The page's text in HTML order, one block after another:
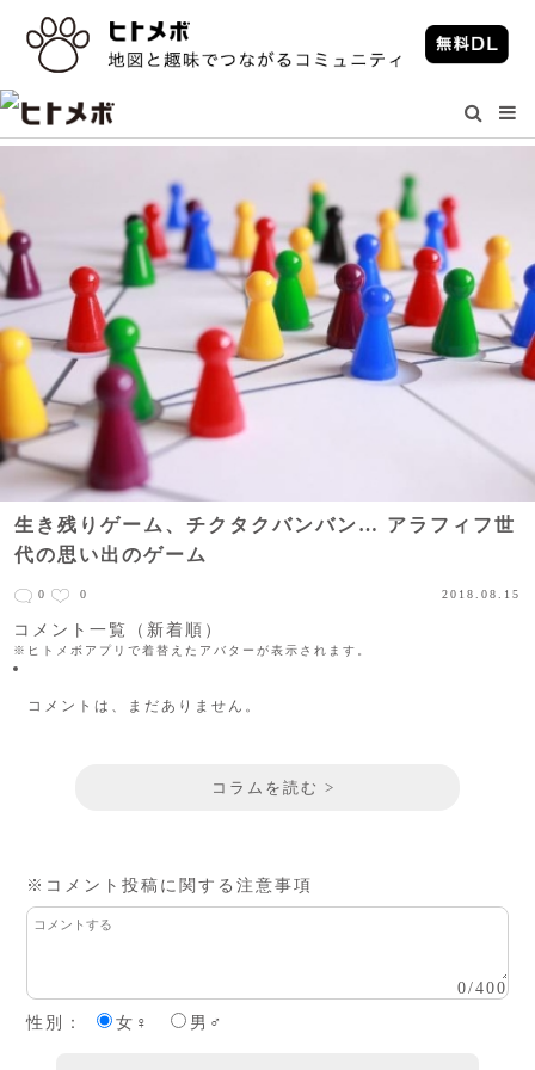
生き残りゲーム、チクタクバンバン… アラフィフ世
代の思い出のゲーム
0 0 2018.08.15
コメント一覧（新着順）
※ヒトメボアプリで着替えたアバターが表示されます。
コメントは、まだありません。
コラムを読む >
※コメント投稿に関する注意事項
0/400
性別：
女♀ 男♂